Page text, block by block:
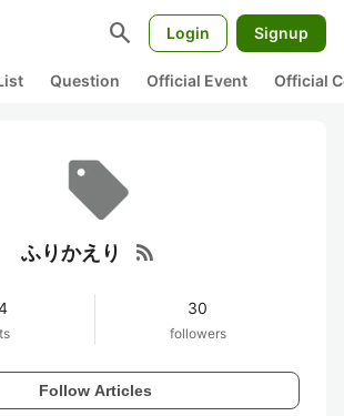
search Login Signup
Question Official Event Official
ふりかえり rss_feed
30
followers
Follow Articles